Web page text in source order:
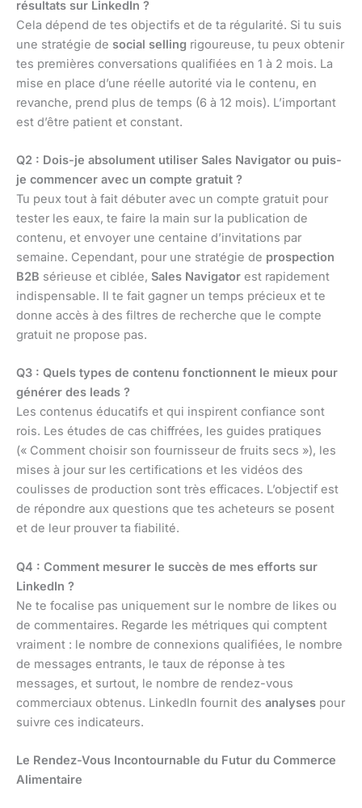
résultats sur LinkedIn ?
Cela dépend de tes objectifs et de ta régularité. Si tu suis
une stratégie de social selling rigoureuse, tu peux obtenir
tes premières conversations qualifiées en 1 à 2 mois. La
mise en place d’une réelle autorité via le contenu, en
revanche, prend plus de temps (6 à 12 mois). L’important
est d’être patient et constant.
Q2 : Dois-je absolument utiliser Sales Navigator ou puis-
je commencer avec un compte gratuit ?
Tu peux tout à fait débuter avec un compte gratuit pour
tester les eaux, te faire la main sur la publication de
contenu, et envoyer une centaine d’invitations par
semaine. Cependant, pour une stratégie de prospection
B2B sérieuse et ciblée, Sales Navigator est rapidement
indispensable. Il te fait gagner un temps précieux et te
donne accès à des filtres de recherche que le compte
gratuit ne propose pas.
Q3 : Quels types de contenu fonctionnent le mieux pour
générer des leads ?
Les contenus éducatifs et qui inspirent confiance sont
rois. Les études de cas chiffrées, les guides pratiques
(« Comment choisir son fournisseur de fruits secs »), les
mises à jour sur les certifications et les vidéos des
coulisses de production sont très efficaces. L’objectif est
de répondre aux questions que tes acheteurs se posent
et de leur prouver ta fiabilité.
Q4 : Comment mesurer le succès de mes efforts sur
LinkedIn ?
Ne te focalise pas uniquement sur le nombre de likes ou
de commentaires. Regarde les métriques qui comptent
vraiment : le nombre de connexions qualifiées, le nombre
de messages entrants, le taux de réponse à tes
messages, et surtout, le nombre de rendez-vous
commerciaux obtenus. LinkedIn fournit des analyses pour
suivre ces indicateurs.
Le Rendez-Vous Incontournable du Futur du Commerce
Alimentaire